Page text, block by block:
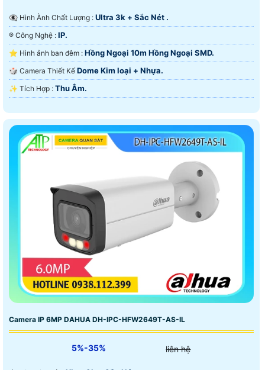
👁️‍🗨 Hình Ành Chất Lượng : Ultra 3k + Sắc Nét .
®️ Công Nghệ : IP.
⭐ Hình ảnh ban đêm : Hồng Ngoại 10m Hồng Ngoại SMD.
🎲 Camera Thiết Kế Dome Kim loại + Nhựa.
️✨ Tích Hợp : Thu Âm.
Camera IP 6MP DAHUA DH-IPC-HFW2649T-AS-IL
5%-35% liên hệ